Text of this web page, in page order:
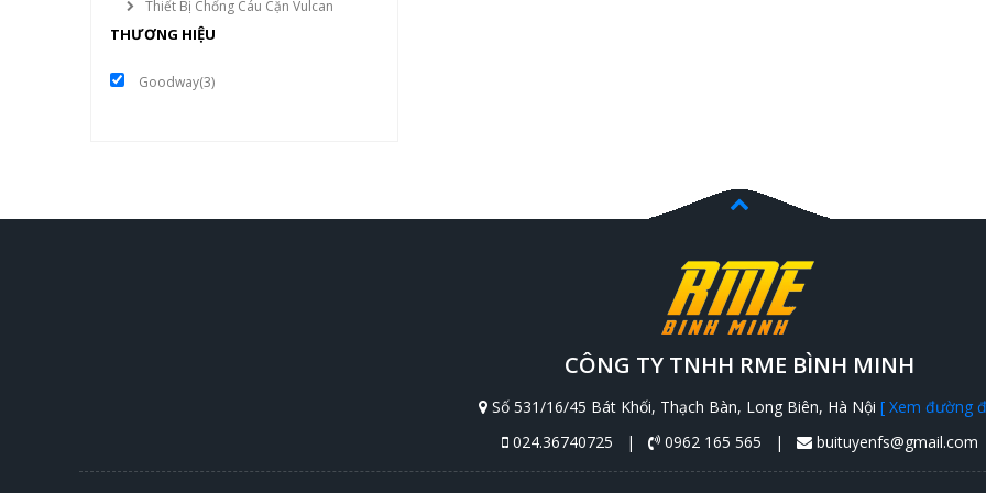
Thiết Bị Chống Cáu Cặn Vulcan
THƯƠNG HIỆU
Goodway(3)
CÔNG TY TNHH RME BÌNH MINH
Số 531/16/45 Bát Khối, Thạch Bàn, Long Biên, Hà Nội [ Xem đường
024.36740725 |
0962 165 565 | buituyenfs@gmail.com